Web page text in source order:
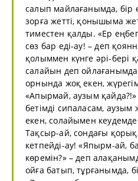
салып майлағанымда, бір
зорға жетті, қонышыма
тиместен қалды. «Ер
сөз бар еді-ау! – деп
қолыммен күнге әрі-бері
салайын деп
орнында жоқ екен,
«Апырмай, аузым қайда?!»
бетімді сипаласам,
екен, солайымен
Тақсыр-ай, сондағы
кетпейді-ау! «Япырм-ай,
көремін?» – деп
ойға батып, тұрғанымда,